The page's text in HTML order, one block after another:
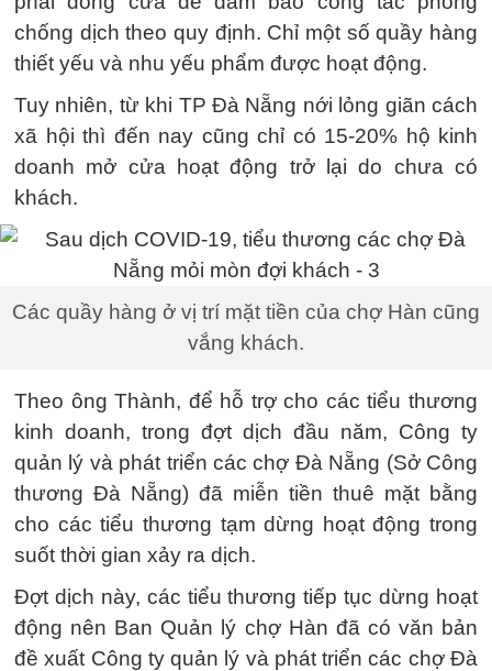
chống dịch theo quy định. Chỉ một số quầy hàng
thiết yếu và nhu yếu phẩm được hoạt động.
Tuy nhiên, từ khi TP Đà Nẵng nới lỏng giãn cách
xã hội thì đến nay cũng chỉ có 15-20% hộ kinh
doanh mở cửa hoạt động trở lại do chưa có
khách.
Các quầy hàng ở vị trí mặt tiền của chợ Hàn cũng
vắng khách.
Theo ông Thành, để hỗ trợ cho các tiểu thương
kinh doanh, trong đợt dịch đầu năm, Công ty
quản lý và phát triển các chợ Đà Nẵng (Sở Công
thương Đà Nẵng) đã miễn tiền thuê mặt bằng
cho các tiểu thương tạm dừng hoạt động trong
suốt thời gian xảy ra dịch.
Đợt dịch này, các tiểu thương tiếp tục dừng hoạt
động nên Ban Quản lý chợ Hàn đã có văn bản
đề xuất Công ty quản lý và phát triển các chợ Đà